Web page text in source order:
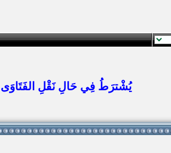
يُشْترَطُ فِي حَالِ نَقْلِ الفَتَاوَى